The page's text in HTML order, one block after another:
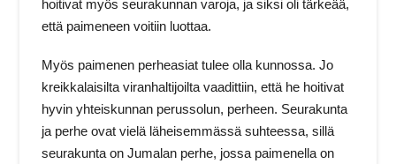
hoitivat myös seurakunnan varoja, ja siksi oli tärkeää,
että paimeneen voitiin luottaa.
Myös paimenen perheasiat tulee olla kunnossa. Jo
kreikkalaisilta viranhaltijoilta vaadittiin, että he hoitivat
hyvin yhteiskunnan perussolun, perheen. Seurakunta
ja perhe ovat vielä läheisemmässä suhteessa, sillä
seurakunta on Jumalan perhe, jossa paimenella on